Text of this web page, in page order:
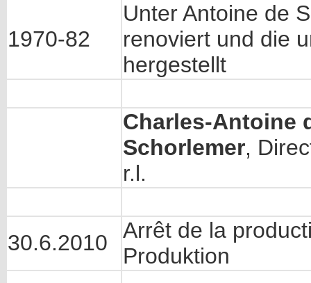
1970-82
Unter Antoine de
renoviert und die
hergestellt
Charles-Antoine
Schorlemer,
r.l.
30.6.2010
Arrêt de la
Produktion